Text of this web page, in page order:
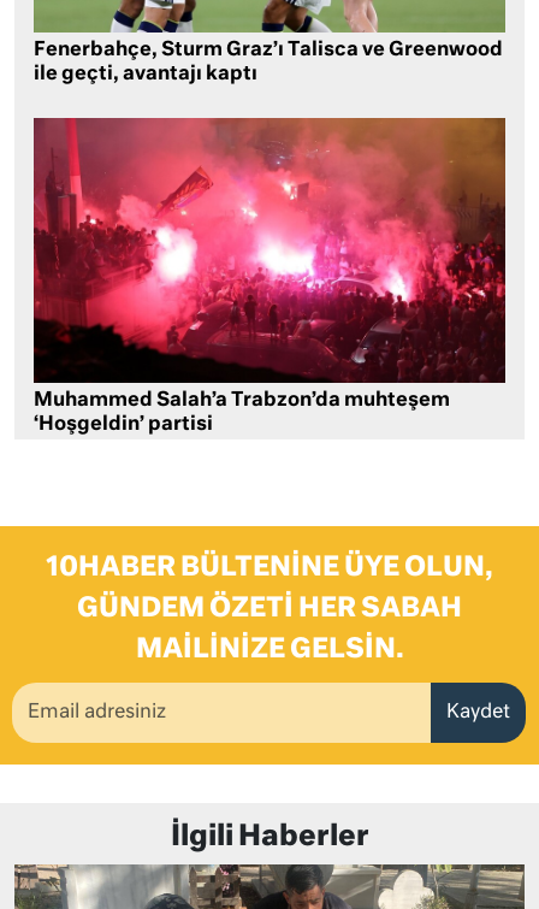
Fenerbahçe, Sturm Graz’ı Talisca ve Greenwood
ile geçti, avantajı kaptı
Muhammed Salah’a Trabzon’da muhteşem
‘Hoşgeldin’ partisi
10HABER BÜLTENINE ÜYE OLUN,
GÜNDEM ÖZETI HER SABAH
MAILINIZE GELSIN.
Kaydet
İlgili Haberler